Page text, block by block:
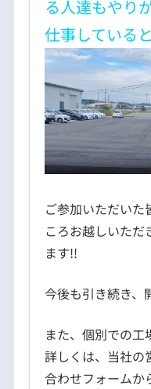
る人達もやり
仕事している
ご参加いただいた
ころお越しいただ
ます!!
今後も引き続き、
また、個別での工
詳しくは、当社の
合わせフォームか